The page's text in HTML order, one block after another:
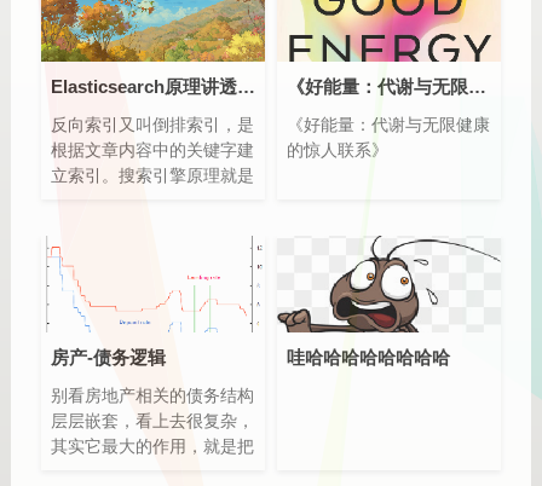
Elasticsearch原理讲透 典型应用ELK日志分析系统
反向索引又叫倒排索引，是
根据文章内容中的关键字建
立索引。搜索引擎原理就是
的基础上进行封装，实现了
分布式搜索引擎。
Elasticsearch 中的索引、
类型和文档的概念比较重
要，类似于 MySQL 中的数
Elasticsearch 也是 Master-
slave 架构，也实现了数据
的分片和备份。
《好能量：代谢与无限健康的惊人联系》一
《好能量：代谢与无限健康
的惊人联系》
房产-债务逻辑
别看房地产相关的债务结构
层层嵌套，看上去很复杂，
其实它最大的作用，就是把
哇哈哈哈哈哈哈哈哈